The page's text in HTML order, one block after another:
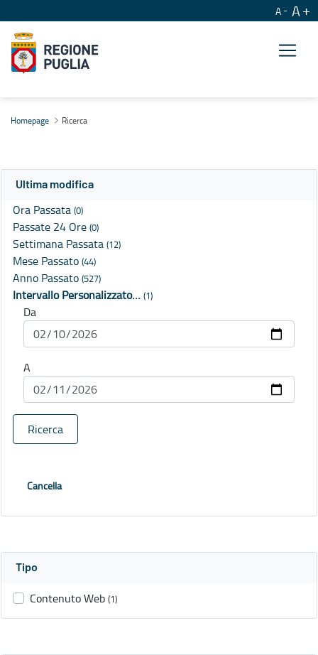
A A
Homepage Ricerca
Ultima modifica
Ora Passata (0)
Passate 24 Ore (0)
Settimana Passata (12)
Mese Passato (44)
Anno Passato (527)
Intervallo Personalizzato… (1)
Da
A
Ricerca
Cancella
Tipo
Contenuto Web (1)